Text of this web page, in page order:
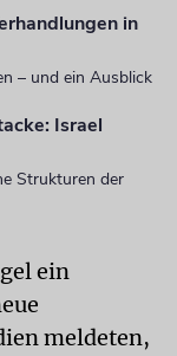
in
– und ein Ausblick
Israel
Strukturen der
ein
meldeten,